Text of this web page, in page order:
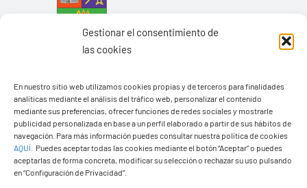
Gestionar el consentimiento de
las cookies
En nuestro sitio web utilizamos cookies propias y de terceros para finalidades
analíticas mediante el análisis del tráfico web, personalizar el contenido
mediante sus preferencias, ofrecer funciones de redes sociales y mostrarle
publicidad personalizada en base a un perfil elaborado a partir de sus hábitos de
navegación. Para más información puedes consultar nuestra política de cookies
AQUÍ
Puedes aceptar todas las cookies mediante el botón “Aceptar” o puedes
aceptarlas de forma concreta, modificar su selección o rechazar su uso pulsando
en “Configuración de Privacidad”.
Ayuntamiento de Yaiza
Pza. de Los Remedios, 1
35570 – Yaiza
Tel:928 83 62 20